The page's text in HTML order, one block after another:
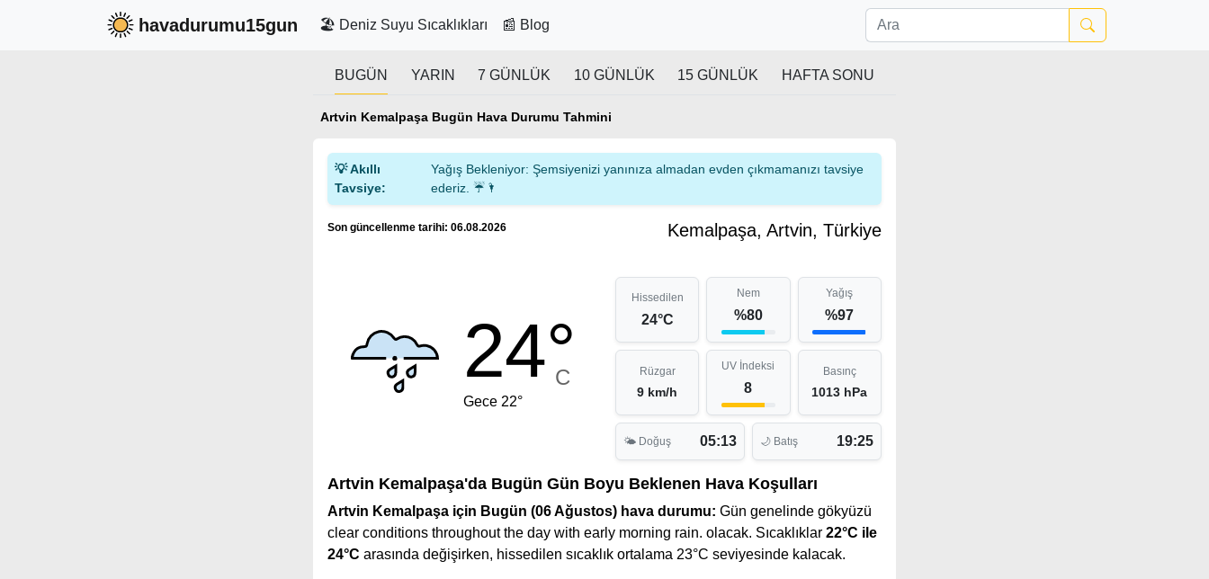
havadurumu15gun 🏖️ Deniz Suyu Sıcaklıkları 📰 Blog
BUGÜN YARIN 7 GÜNLÜK 10 GÜNLÜK 15 GÜNLÜK HAFTA SONU
Artvin Kemalpaşa Bugün Hava Durumu Tahmini
💡 Akıllı
Tavsiye:
Yağış Bekleniyor: Şemsiyenizi yanınıza almadan evden çıkmamanızı tavsiye
ederiz. ☔🌂
Son güncellenme tarihi: 06.08.2026 Kemalpaşa, Artvin, Türkiye
24°
C
Gece 22°
Hissedilen
24°C
Nem
%80
Yağış
%97
Rüzgar
9 km/h
UV İndeksi
8
Basınç
1013 hPa
🌤 Doğuş 05:13 🌙 Batış 19:25
Artvin Kemalpaşa'da Bugün Gün Boyu Beklenen Hava Koşulları
Artvin Kemalpaşa için Bugün (06 Ağustos) hava durumu: Gün genelinde gökyüzü
clear conditions throughout the day with early morning rain. olacak. Sıcaklıklar 22°C ile
24°C arasında değişirken, hissedilen sıcaklık ortalama 23°C seviyesinde kalacak.